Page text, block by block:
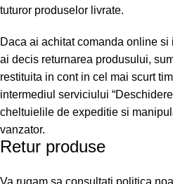
tuturor produselor livrate.
Daca ai achitat comanda online
ai decis returnarea produsului,
restituita in cont in cel mai scurt
intermediul serviciului
cheltuielile de expeditie si
vanzator.
Retur produse